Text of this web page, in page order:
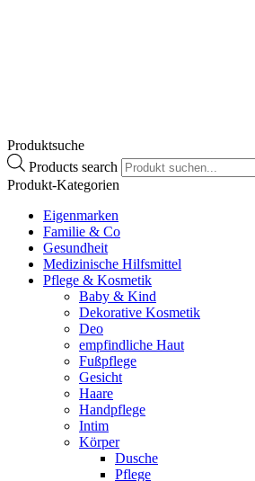
Produktsuche
Products search
Produkt-Kategorien
Eigenmarken
Familie & Co
Gesundheit
Medizinische Hilfsmittel
Pflege & Kosmetik
Baby & Kind
Dekorative Kosmetik
Deo
empfindliche Haut
Fußpflege
Gesicht
Haare
Handpflege
Intim
Körper
Dusche
Pflege